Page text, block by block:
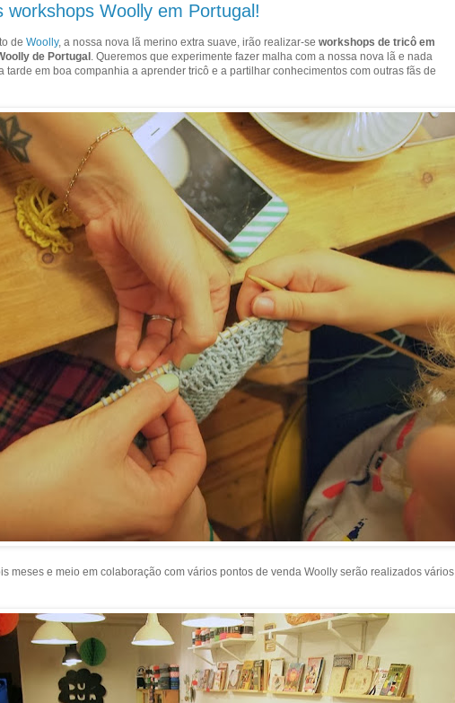
workshops Woolly em Portugal!
de Woolly, a nossa nova lã merino extra suave, irão realizar-se workshops de tricô em
de Portugal . Queremos que experimente fazer malha com a nossa nova lã e nada
tarde em boa companhia a aprender tricô e a partilhar conhecimentos com outras fãs de
meses e meio em colaboração com vários pontos de venda Woolly serão realizados vários